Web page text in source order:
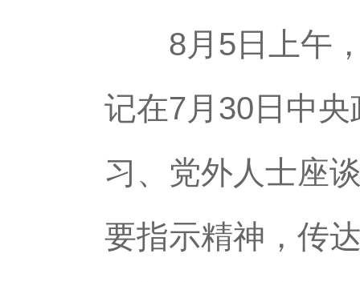
8月5日上午，
记在7月30日中
习、党外人士座
要指示精神，传